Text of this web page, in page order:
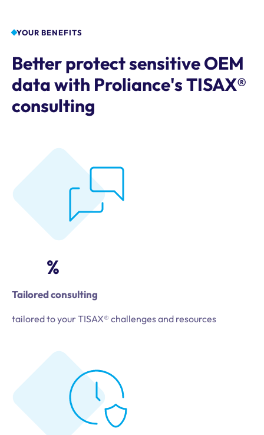
YOUR BENEFITS
Better protect sensitive OEM
data with Proliance's TISAX®
consulting
%
Tailored consulting
tailored to your TISAX® challenges and resources